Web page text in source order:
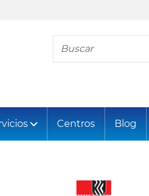
Busca tu neumático
Centros Blog